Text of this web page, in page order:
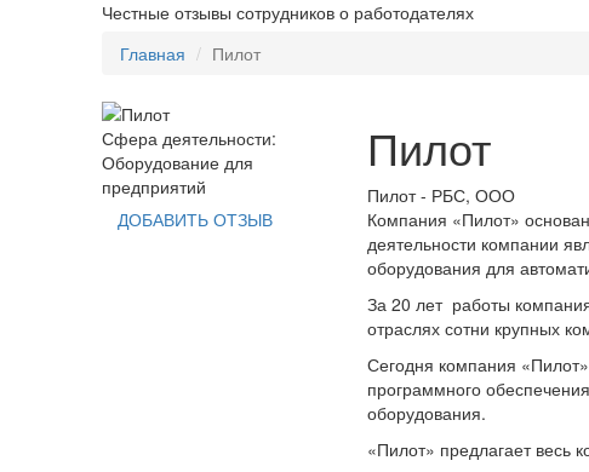
Честные отзывы сотрудников о работодателях
Главная Пилот
Сфера деятельности:
Оборудование для
предприятий
ДОБАВИТЬ ОТЗЫВ
Пилот
Пилот - РБС, ООО
Компания «Пилот»
деятельности компании
оборудования для
За 20 лет работы
отраслях сотни крупных
Сегодня компания
программного
оборудования.
«Пилот» предлагает весь